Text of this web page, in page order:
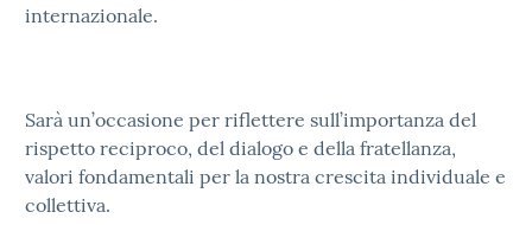
internazionale.
Sarà un’occasione per riflettere sull’importanza del
rispetto reciproco, del dialogo e della fratellanza,
valori fondamentali per la nostra crescita individuale e
collettiva.